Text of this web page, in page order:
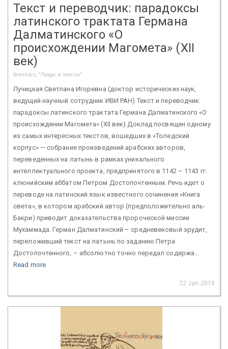
Текст и переводчик: парадоксы
латинского трактата Германа
Далматинского «О
происхождении Магомета» (XII
век)
Seminars, "Люди и тексты"
Лучицкая Светлана Игоревна (доктор исторических наук,
ведущий научный сотрудник ИВИ РАН) Текст и переводчик:
парадоксы латинского трактата Германа Далматинского «О
происхождении Магомета» (XII век) Доклад посвящен одному
из самых интересных текстов, вошедших в «Толедский
корпус» — собрание произведений арабских авторов,
переведенных на латынь в рамках уникального
интеллектуального проекта, предпринятого в 1142 – 1143 гг.
клюнийским аббатом Петром Достопочтенным. Речь идет о
переводе на латинский язык известного сочинения «Книга
света», в котором арабский автор (предположительно аль-
Бакри) приводит доказательства пророческой миссии
Мухаммада. Герман Далматинский – средневековый эрудит,
переложивший текст на латынь по заданию Петра
Достопочтенного, – абсолютно точно передал содержа...
Read more
22 Jan 2019